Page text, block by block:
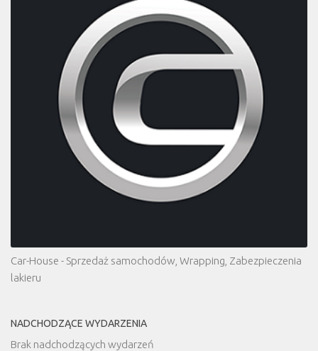
Car-House - Sprzedaż samochodów, Wrapping, Zabezpieczenia
lakieru
NADCHODZĄCE WYDARZENIA
Brak nadchodzących wydarzeń